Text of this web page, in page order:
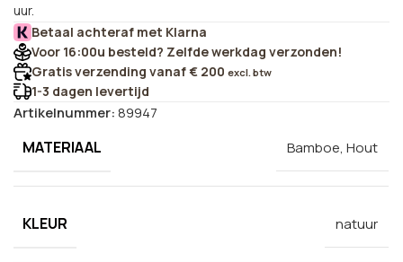
uur.
Betaal achteraf met Klarna
Voor 16:00u besteld? Zelfde werkdag verzonden!
Gratis verzending vanaf € 200 excl. btw
1-3 dagen levertijd
Artikelnummer:89947
MATERIAAL Bamboe, Hout
KLEUR natuur